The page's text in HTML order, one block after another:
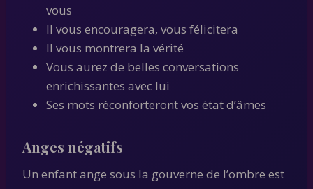
vous
Il vous encouragera, vous félicitera
Il vous montrera la vérité
Vous aurez de belles conversations
enrichissantes avec lui
Ses mots réconforteront vos état d’âmes
Anges négatifs
Un enfant ange sous la gouverne de l’ombre est